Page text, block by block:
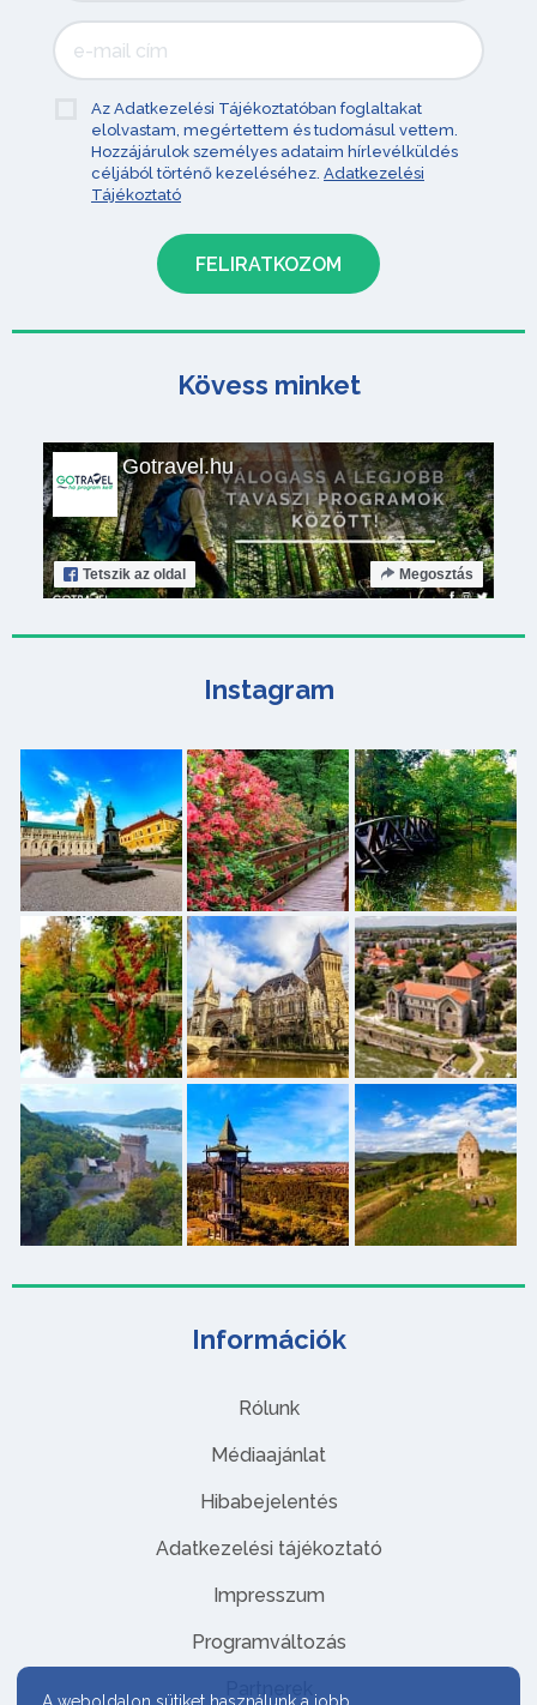
Információk
Rólunk
Médiaajánlat
Hibabejelentés
Adatkezelési tájékoztató
Impresszum
Programváltozás
Partnerek
Az Adatkezelési Tájékoztatóban foglaltakat
elolvastam, megértettem és tudomásul vettem.
Hozzájárulok személyes adataim hírlevélküldés
céljából történő kezeléséhez. Adatkezelési
Tájékoztató
Kövess minket
Gotravel.hu
Tetszik az oldal Megosztás
Instagram